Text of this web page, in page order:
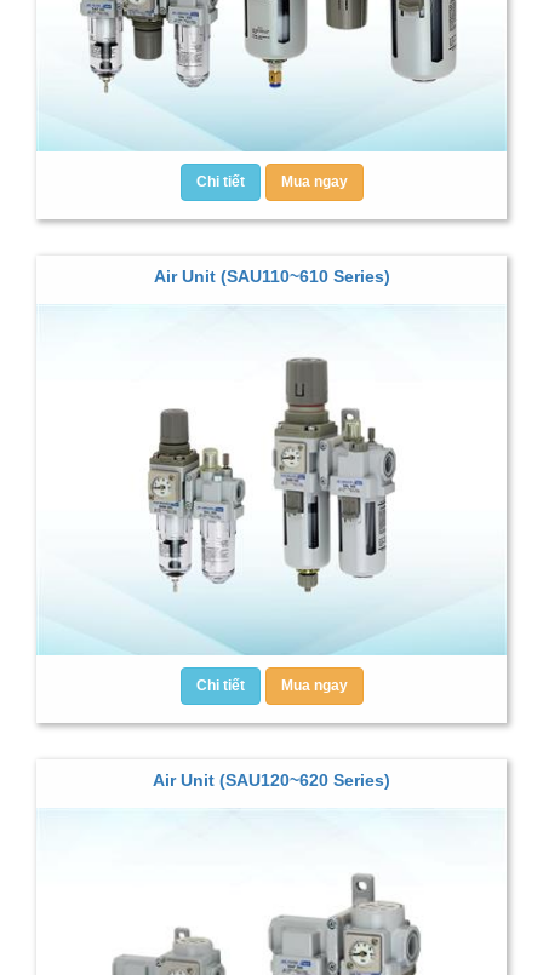
Chi tiết Mua ngay
Air Unit (SAU110~610 Series)
Chi tiết Mua ngay
Air Unit (SAU120~620 Series)